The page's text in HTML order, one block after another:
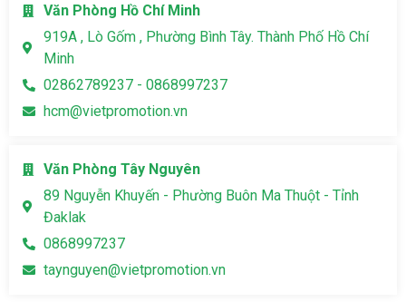
Văn Phòng Hồ Chí Minh
919A , Lò Gốm , Phường Bình Tây. Thành Phố Hồ Chí
Minh
02862789237 - 0868997237
hcm@vietpromotion.vn
Văn Phòng Tây Nguyên
89 Nguyễn Khuyến - Phường Buôn Ma Thuột - Tỉnh
Đaklak
0868997237
taynguyen@vietpromotion.vn